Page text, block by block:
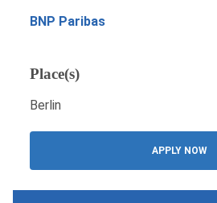
BNP Paribas
Place(s)
Berlin
APPLY NOW